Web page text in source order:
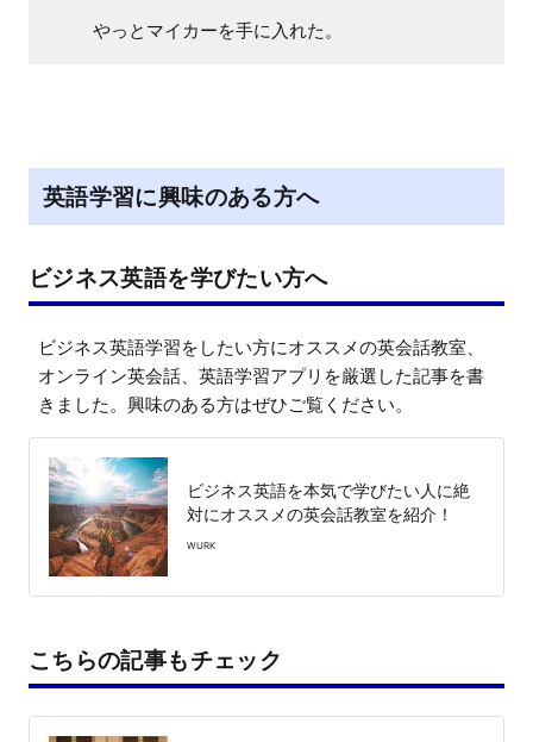
やっとマイカーを手に入れた。
英語学習に興味のある方へ
ビジネス英語を学びたい方へ
ビジネス英語学習をしたい方にオススメの英会話教室、
オンライン英会話、英語学習アプリを厳選した記事を書
きました。興味のある方はぜひご覧ください。
ビジネス英語を本気で学びたい人に絶
対にオススメの英会話教室を紹介！
WURK
こちらの記事もチェック